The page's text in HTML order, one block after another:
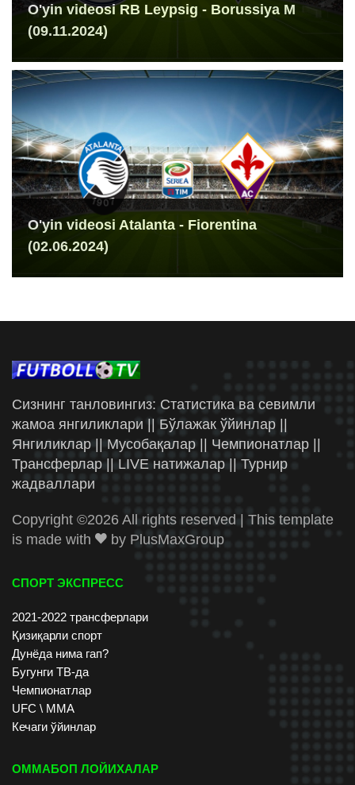
O'yin videosi RB Leypsig - Borussiya M
(09.11.2024)
O'yin videosi Atalanta - Fiorentina
(02.06.2024)
Сизнинг танловингиз: Статистика ва севимли
жамоа янгиликлари || Бўлажак ўйинлар ||
Янгиликлар || Мусобақалар || Чемпионатлар ||
Трансферлар || LIVE натижалар || Турнир
жадваллари
Copyright ©2026 All rights reserved | This template
is made with
by PlusMaxGroup
СПОРТ ЭКСПРЕСС
2021-2022 трансферлари
Қизиқарли спорт
Дунёда нима гап?
Бугунги ТВ-да
Чемпионатлар
UFC \ ММА
Кечаги ўйинлар
ОММАБОП ЛОЙИХАЛАР